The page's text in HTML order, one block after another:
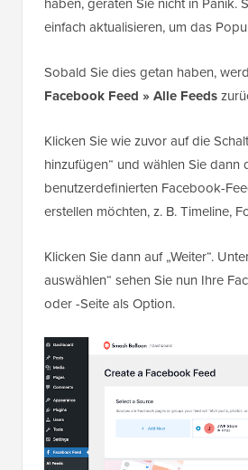
einfach aktualisieren, um das
Sobald Sie dies getan haben,
Facebook Feed » Alle Feeds
Klicken Sie wie zuvor auf die
hinzufügen“ und wählen Sie dann
benutzerdefinierten Facebook-
erstellen möchten, z. B. Timeline,
Klicken Sie dann auf „Weiter“.
auswählen“ sehen Sie nun Ihre
oder -Seite als Option.